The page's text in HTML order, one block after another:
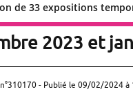
de 33 expositions
de
2023 et
- Publié le 09/02/2024 à